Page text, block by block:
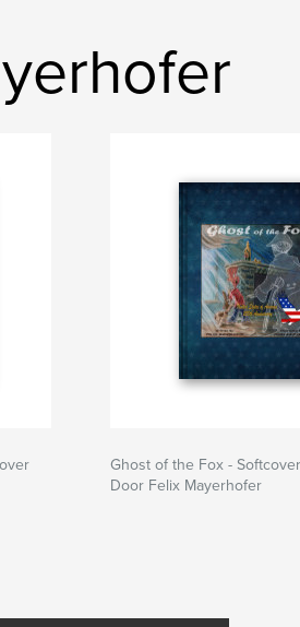
Ghost of the Fox - Softcover
Door Felix Mayerhofer